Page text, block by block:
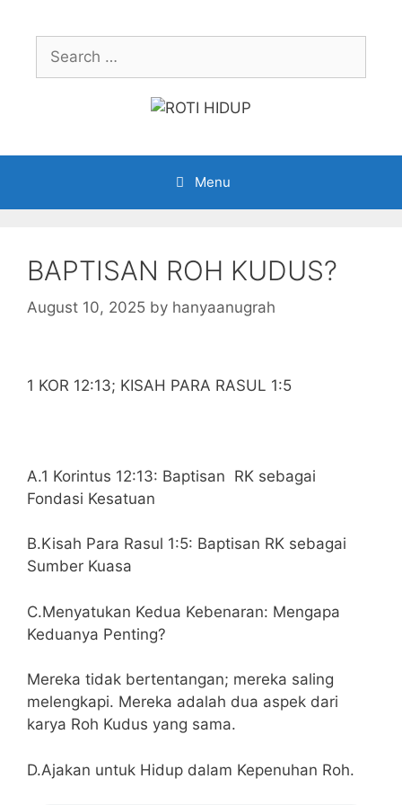
contentSearch
for:
Menu
BAPTISAN ROH KUDUS?
August 10, 2025 by hanyaanugrah
1 KOR 12:13; KISAH PARA RASUL 1:5
A.1 Korintus 12:13: Baptisan RK sebagai
Fondasi Kesatuan
B.Kisah Para Rasul 1:5: Baptisan RK sebagai
Sumber Kuasa
C.Menyatukan Kedua Kebenaran: Mengapa
Keduanya Penting?
Mereka tidak bertentangan; mereka saling
melengkapi. Mereka adalah dua aspek dari
karya Roh Kudus yang sama.
D.Ajakan untuk Hidup dalam Kepenuhan Roh.